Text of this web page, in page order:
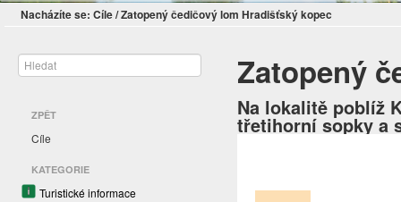
Nacházíte se: Cíle/Zatopený čedičový lom Hradišťský kopec
ZPĚT
Cíle
KATEGORIE
Turistické informace
Zatopený
Na lokalitě poblíž
třetihorní sopky a